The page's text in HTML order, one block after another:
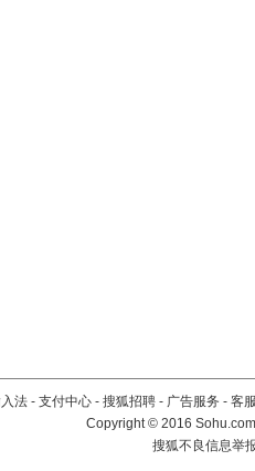
法 - 支付中心 - 搜狐招聘 - 广告服务 - 客
Copyright©2016
搜狐不良信息举